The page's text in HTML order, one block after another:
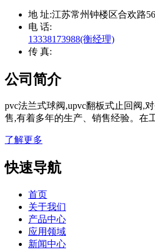
地 址:江苏常州钟楼区合欢路
电 话:
13338173988(衡经理)
传 真:
公司简介
pvc法兰式球阀,upvc翻板式止回阀,
售,有着多年的生产、销售经验。在
了解更多
快速导航
首页
关于我们
产品中心
应用领域
新闻中心